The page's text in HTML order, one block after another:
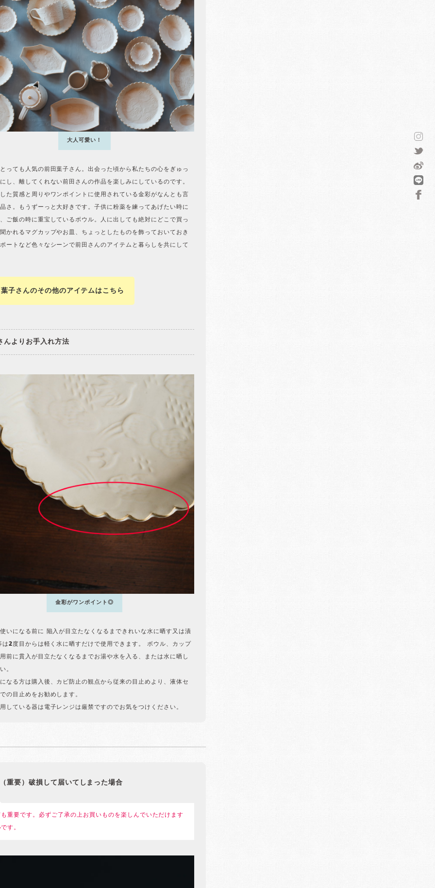
大人可愛い！
っても人気の前田葉子さん。出会った頃から私たちの心をぎゅっ
し、離してくれない前田さんの作品を楽しみにしているのです。
た質感と周りやワンポイントに使用されている金彩がなんとも言
さ。もうずーっと大好きです。子供に粉薬を練ってあげたい時に
ご飯の時に重宝しているボウル。人に出しても絶対にどこで買っ
かれるマグカップやお皿、ちょっとしたものを飾っておいておき
ートなど色々なシーンで前田さんのアイテムと暮らしを共にして
子さんのその他のアイテムはこちら
んよりお手入れ方法
金彩がワンポイント◎
いになる前に 陥入が目立たなくなるまできれいな水に晒す又は漬
は2度目からは軽く水に晒すだけで使用できます。 ボウル、カップ
前に貫入が目立たなくなるまでお湯や水を入る、または水に晒し
。
なる方は購入後、カビ防止の観点から従来の目止めより、液体セ
の目止めをお勧めします。
している器は電子レンジは厳禁ですのでお気をつけください。
重要）破損して届いてしまった場合
重要です。必ずご了承の上お買いものを楽しんでいただけます
す。